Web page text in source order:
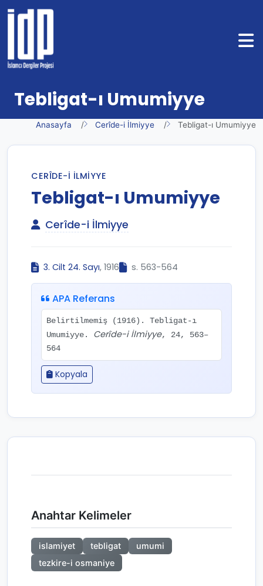
Tebligat-ı Umumiyye
Anasayfa Cerîde-i İlmiyye Tebligat-ı Umumiyye
CERÎDE-I İLMIYYE
Tebligat-ı Umumiyye
Cerîde-i İlmiyye
3. Cilt 24. Sayı, 1916 s. 563-564
APA Referans
Belirtilmemiş (1916). Tebligat-ı
Umumiyye. Cerîde-i İlmiyye, 24, 563–
564
Kopyala
Anahtar Kelimeler
islamiyet tebligat
umumi
tezkire-i osmaniye